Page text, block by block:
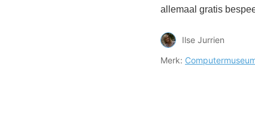
allemaal gratis
Ilse Jurrien
Merk: